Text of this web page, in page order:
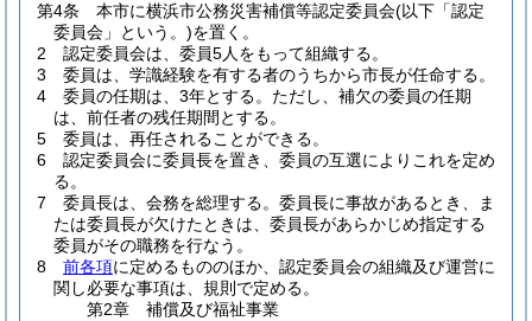
第4条
本市に横浜市公務災害補償等認定委員会(以下「認定
委員会」という。)を置く。
2
認定委員会は、委員5人をもって組織する。
3
委員は、学識経験を有する者のうちから市長が任命する。
4
委員の任期は、3年とする。 ただし、補欠の委員の任期
は、前任者の残任期間とする。
5
委員は、再任されることができる。
6
認定委員会に委員長を置き、委員の互選によりこれを定め
る。
7
委員長は、会務を総理する。 委員長に事故があるとき、ま
たは委員長が欠けたときは、委員長があらかじめ指定する
委員がその職務を行なう。
8
前各項に定めるもののほか、認定委員会の組織及び運営に
関し必要な事項は、規則で定める。
第2章
補償及び福祉事業